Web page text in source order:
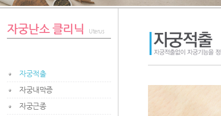
자궁난소 클리닉 Uterus
자궁적출
자궁내막증
자궁근종